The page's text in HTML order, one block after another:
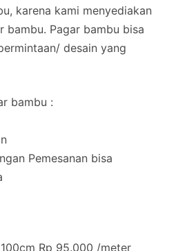
karena kami menyediakan
bambu. Pagar bambu bisa
desain yang
bambu :
Pemesanan bisa
Rp 95.000 /meter